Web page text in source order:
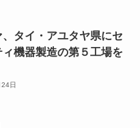
、タイ・アユタヤ県にセ
ィ機器製造の第５工場を
日